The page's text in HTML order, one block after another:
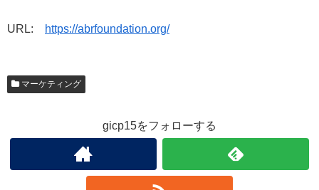
URL: https://abrfoundation.org/
マーケティング
gicp15をフォローする